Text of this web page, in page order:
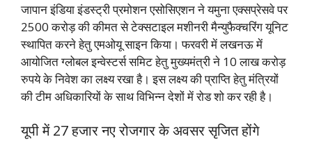
जापान इंडिया इंडस्ट्री प्रमोशन एसोसिएशन ने यमुना एक्सप्रेसवे पर
2500 करोड़ की कीमत से टेक्सटाइल मशीनरी मैन्युफैक्चरिंग यूनिट
स्थापित करने हेतु एमओयू साइन किया। फरवरी में लखनऊ में
आयोजित ग्लोबल इन्वेस्टर्स समिट हेतु मुख्यमंत्री ने 10 लाख करोड़
रुपये के निवेश का लक्ष्य रखा है। इस लक्ष्य की प्राप्ति हेतु मंत्रियों
की टीम अधिकारियों के साथ विभिन्न देशों में रोड शो कर रही है।
यूपी में 27 हजार नए रोजगार के अवसर सृजित होंगे